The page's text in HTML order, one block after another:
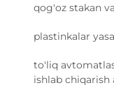
qog'oz stakan
plastinkalar
to'liq
ishlab chiqarish